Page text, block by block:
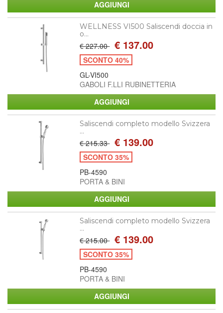
WELLNESS VI500 Saliscendi doccia in
o...
€ 227.00 € 137.00
SCONTO 40%
GL-VI500
GABOLI F.LLI RUBINETTERIA
Saliscendi completo modello Svizzera
...
€ 215.33 € 139.00
SCONTO 35%
PB-4590
PORTA & BINI
Saliscendi completo modello Svizzera
...
€ 215.00 € 139.00
SCONTO 35%
PB-4590
PORTA & BINI